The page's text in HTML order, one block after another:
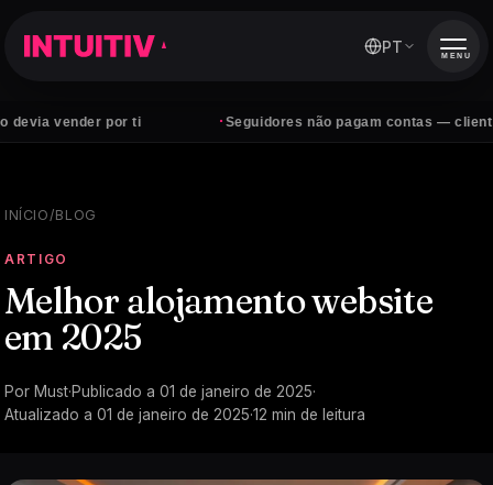
por ti Seguidores não pagam contas — clientes sim
PT MENU
INÍCIO/BLOG
ARTIGO
Melhor alojamento website
em 2025
Por Must·Publicado a 01 de janeiro de 2025·
Atualizado a 01 de janeiro de 2025·12 min de leitura